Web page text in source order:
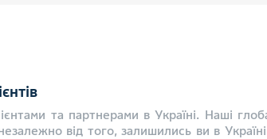
та партнерами в Україні. Наші
від того, залишились ви в